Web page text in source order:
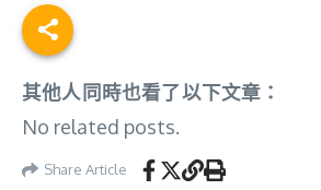
其他人同時也看了以下文章：
No related posts.
Share Article